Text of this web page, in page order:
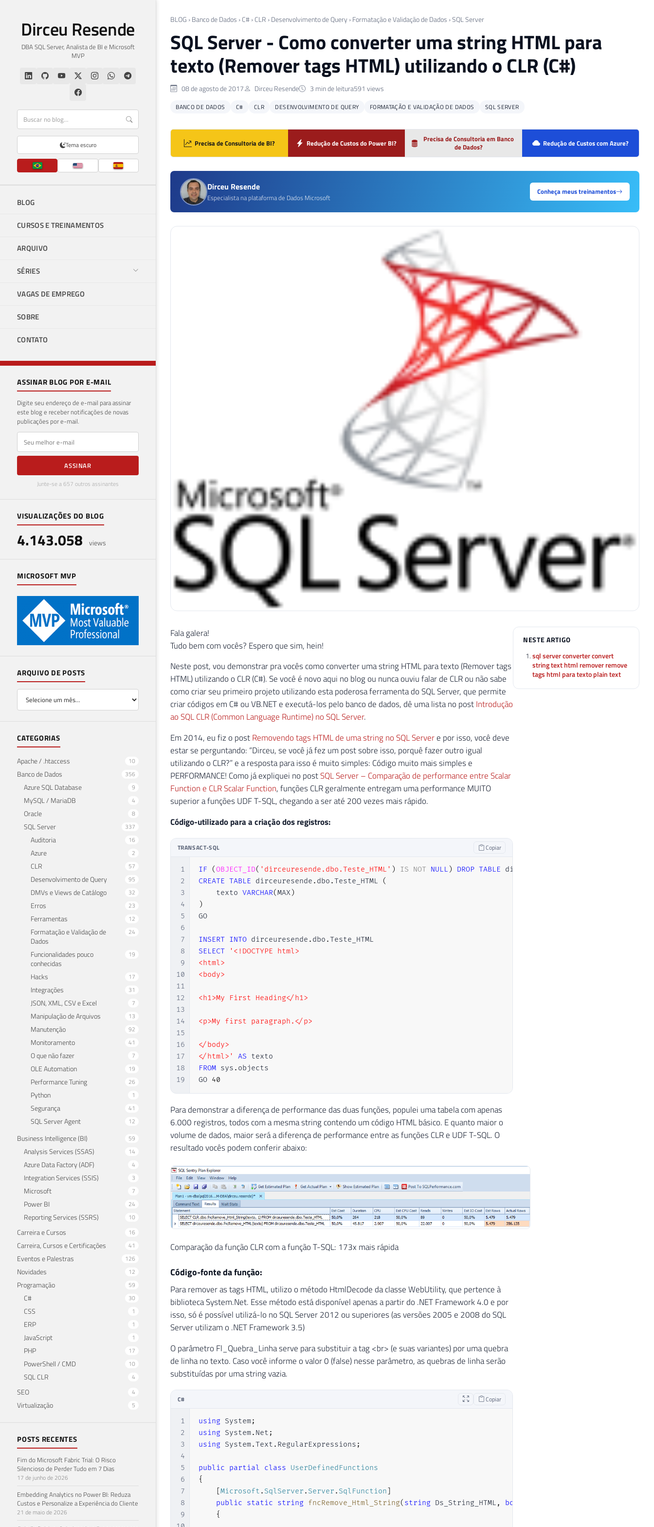
Dirceu Resende
DBA SQL Server, Analista de BI e Microsoft
MVP
Tema escuro
BLOG
CURSOS E TREINAMENTOS
ARQUIVO
SÉRIES
VAGAS DE EMPREGO
SOBRE
CONTATO
ASSINAR BLOG POR E-MAIL
Digite seu endereço de e-mail para assinar
este blog e receber notificações de novas
publicações por e-mail.
E-mail
ASSINAR
Junte-se a 657 outros assinantes
VISUALIZAÇÕES DO BLOG
4.143.058 views
MICROSOFT MVP
ARQUIVO DE POSTS
CATEGORIAS
Apache / .htaccess 10
Banco de Dados 356
Azure SQL Database 9
MySQL / MariaDB 4
Oracle 8
SQL Server 337
Auditoria 16
Azure 2
CLR 57
Desenvolvimento de Query 95
DMVs e Views de Catálogo 32
Erros 23
Ferramentas 12
Formatação e Validação de
Dados
24
Funcionalidades pouco
conhecidas
19
Hacks 17
Integrações 31
JSON, XML, CSV e Excel 7
Manipulação de Arquivos 13
Manutenção 92
Monitoramento 41
O que não fazer 7
OLE Automation 19
Performance Tuning 26
Python 1
Segurança 41
SQL Server Agent 12
Business Intelligence (BI) 59
Analysis Services (SSAS) 14
Azure Data Factory (ADF) 4
Integration Services (SSIS) 3
Microsoft 7
Power BI 24
Reporting Services (SSRS) 10
Carreira e Cursos 16
Carreira, Cursos e Certificações 41
Eventos e Palestras 126
Novidades 12
Programação 59
C# 30
CSS 1
ERP 1
JavaScript 1
PHP 17
PowerShell / CMD 10
SQL CLR 4
SEO 4
Virtualização 5
POSTS RECENTES
Fim do Microsoft Fabric Trial: O Risco
Silencioso de Perder Tudo em 7 Dias
17 de junho de 2026
Embedding Analytics no Power BI: Reduza
Custos e Personalize a Experiência do Cliente
21 de maio de 2026
BLOG › Banco de Dados › C# › CLR › Desenvolvimento de Query › Formatação e Validação de Dados ›SQL Server
SQL Server - Como converter uma string HTML para
texto (Remover tags HTML) utilizando o CLR (C#)
08 de agosto de 2017 Dirceu Resende 3 min de leitura591 views
BANCO DE DADOS C# CLR DESENVOLVIMENTO DE QUERY FORMATAÇÃO E VALIDAÇÃO DE DADOS SQL SERVER
Precisa de Consultoria de BI? Redução de Custos do Power BI?
Precisa de Consultoria em Banco
de Dados?
Redução de Custos com Azure?
Dirceu Resende
Especialista na plataforma de Dados Microsoft
Conheça meus treinamentos
Fala galera!
Tudo bem com vocês? Espero que sim, hein!
Neste post, vou demonstrar pra vocês como converter uma string HTML para texto (Remover tags
HTML) utilizando o CLR (C#). Se você é novo aqui no blog ou nunca ouviu falar de CLR ou não sabe
como criar seu primeiro projeto utilizando esta poderosa ferramenta do SQL Server, que permite
criar códigos em C# ou VB.NET e executá-los pelo banco de dados, dê uma lista no postIntrodução
ao SQL CLR (Common Language Runtime) no SQL Server.
Em 2014, eu fiz o postRemovendo tags HTML de uma string no SQL Servere por isso, você deve
estar se perguntando: “Dirceu, se você já fez um post sobre isso, porquê fazer outro igual
utilizando o CLR?” e a resposta para isso é muito simples: Código muito mais simples e
PERFORMANCE! Como já expliquei no postSQL Server – Comparação de performance entre Scalar
Function e CLR Scalar Function, funções CLR geralmente entregam uma performance MUITO
superior a funções UDF T-SQL, chegando a ser até 200 vezes mais rápido.
Código-utilizado para a criação dos registros:
TRANSACT-SQL Copiar
1
2
3
4
5
6
7
8
9
10
11
12
13
14
15
16
17
18
19
IF (OBJECT_ID( 'dirceuresende.dbo.Teste_HTML' ) IS NOT NULL ) DROP TABLE dirceuresende
CREATE TABLE dirceuresende . dbo .Teste_HTML
(
    texto
VARCHAR(MAX)
)
GO
INSERT INTO dirceuresende . dbo .
SELECT
'<!DOCTYPE html>
<html>
<body>
<h1>My First Heading</h1>
<p>My first paragraph.</p>
</body>
</html>'
AS
FROM sys . objects
GO 40
Para demonstrar a diferença de performance das duas funções, populei uma tabela com apenas
6.000 registros, todos com a mesma string contendo um código HTML básico. E quanto maior o
volume de dados, maior será a diferença de performance entre as funções CLR e UDF T-SQL. O
resultado vocês podem conferir abaixo:
Comparação da função CLR com a função T-SQL: 173x mais rápida
Código-fonte da função:
Para remover as tags HTML, utilizo o método HtmlDecode da classe WebUtility, que pertence à
biblioteca System.Net. Esse método está disponível apenas a partir do .NET Framework 4.0 e por
isso, só é possível utilizá-lo no SQL Server 2012 ou superiores (as versões 2005 e 2008 do SQL
Server utilizam o .NET Framework 3.5)
O parâmetro Fl_Quebra_Linha serve para substituir a tag <br> (e suas variantes) por uma quebra
de linha no texto. Caso você informe o valor 0 (false) nesse parâmetro, as quebras de linha serão
substituídas por uma string vazia.
C# Copiar
1
2
3
4
5
6
7
8
9
using System;
using System. Net ;
using System.Text . RegularExpressions ;
public partial class UserDefinedFunctions
{
Microsoft . SqlServer . Server . SqlFunction
public static string fncRemove_Html_String( string Ds_String_HTML , bool
{
NESTE ARTIGO
sql server converter convert
string text html remover remove
tags html para texto plain text